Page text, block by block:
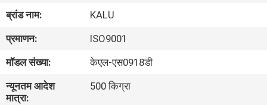
वीआर
दिखाएँ
हमारे
बारे
ब्रांड नाम:
KALU
प्रमाणन:
ISO9001
मॉडल संख्या:
केएल-एस0918डी
न्यूनतम आदेश
मात्रा:
500 किग्रा